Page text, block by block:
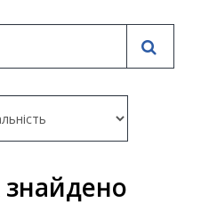
знайдено